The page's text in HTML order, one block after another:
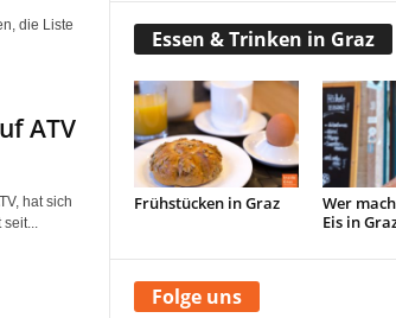
die Liste
ATV
hat sich
seit...
Essen & Trinken in Graz
Frühstücken in Graz
Wer
Eis in
Folge uns